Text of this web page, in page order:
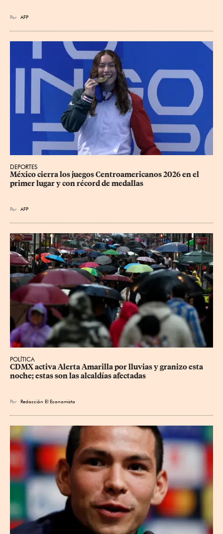
Por AFP
DEPORTES
México cierra los juegos Centroamericanos 2026 en el
primer lugar y con récord de medallas
Por AFP
POLÍTICA
CDMX activa Alerta Amarilla por lluvias y granizo esta
noche; estas son las alcaldías afectadas
Por Redacción El Economista